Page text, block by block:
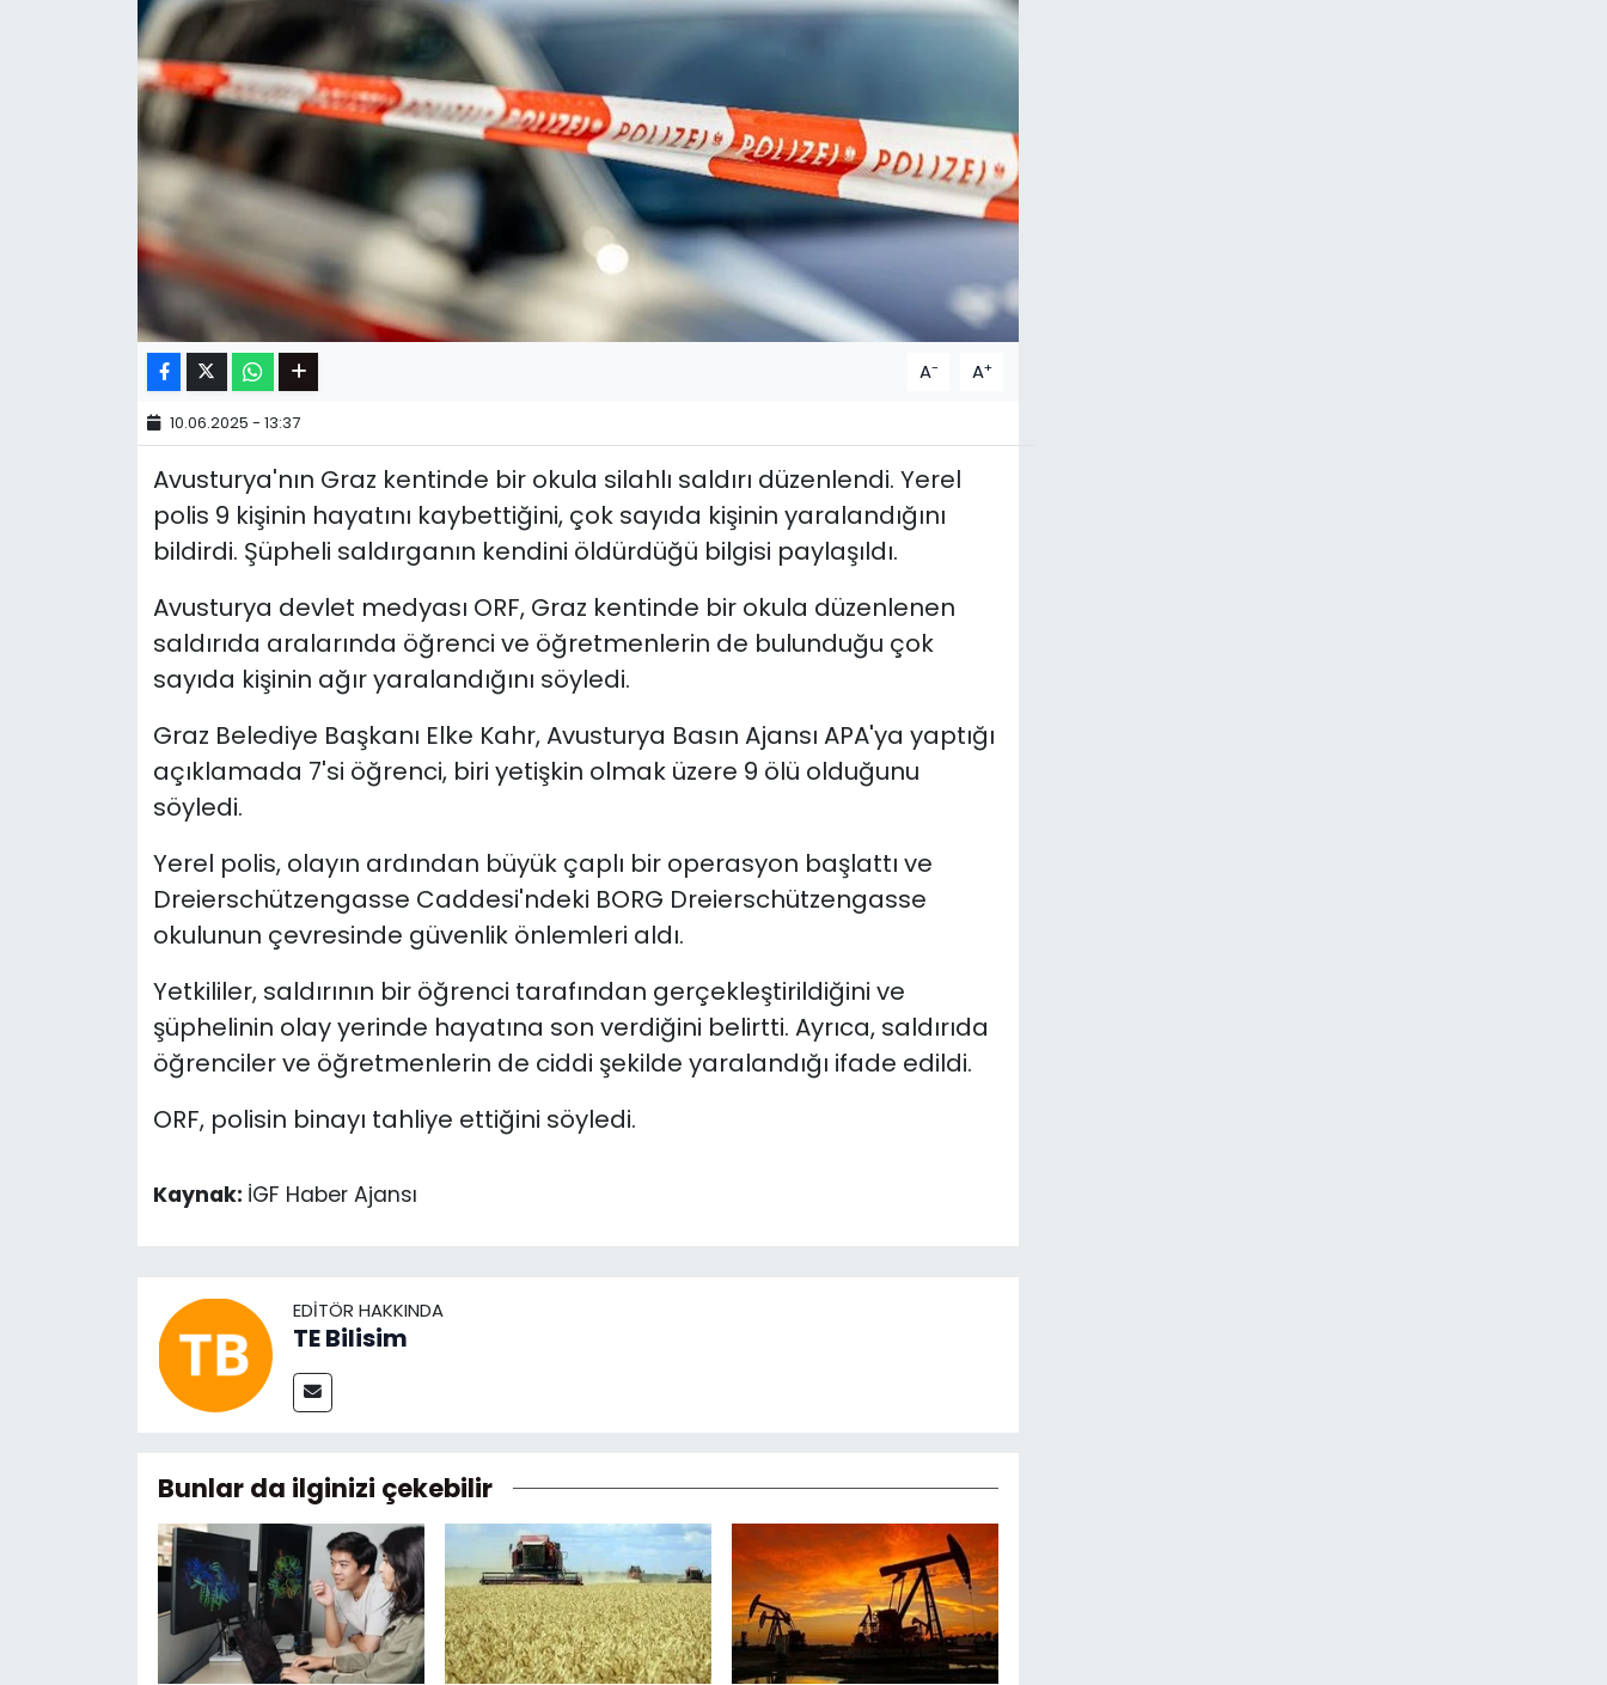
A- A+
10.06.2025 - 13:37
Avusturya'nın Graz kentinde bir okula silahlı saldırı düzenlendi. Yerel
polis 9 kişinin hayatını kaybettiğini, çok sayıda kişinin yaralandığını
bildirdi. Şüpheli saldırganın kendini öldürdüğü bilgisi paylaşıldı.
Avusturya devlet medyası ORF, Graz kentinde bir okula düzenlenen
saldırıda aralarında öğrenci ve öğretmenlerin de bulunduğu çok
sayıda kişinin ağır yaralandığını söyledi.
Graz Belediye Başkanı Elke Kahr, Avusturya Basın Ajansı APA'ya yaptığı
açıklamada 7'si öğrenci, biri yetişkin olmak üzere 9 ölü olduğunu
söyledi.
Yerel polis, olayın ardından büyük çaplı bir operasyon başlattı ve
Dreierschützengasse Caddesi'ndeki BORG Dreierschützengasse
okulunun çevresinde güvenlik önlemleri aldı.
Yetkililer, saldırının bir öğrenci tarafından gerçekleştirildiğini ve
şüphelinin olay yerinde hayatına son verdiğini belirtti. Ayrıca, saldırıda
öğrenciler ve öğretmenlerin de ciddi şekilde yaralandığı ifade edildi.
ORF, polisin binayı tahliye ettiğini söyledi.
Kaynak: İGF Haber Ajansı
EDITÖR HAKKINDA
TE Bilisim
Bunlar da ilginizi çekebilir